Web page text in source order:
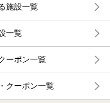
施設一覧
一覧
ーポン一覧
クーポン一覧